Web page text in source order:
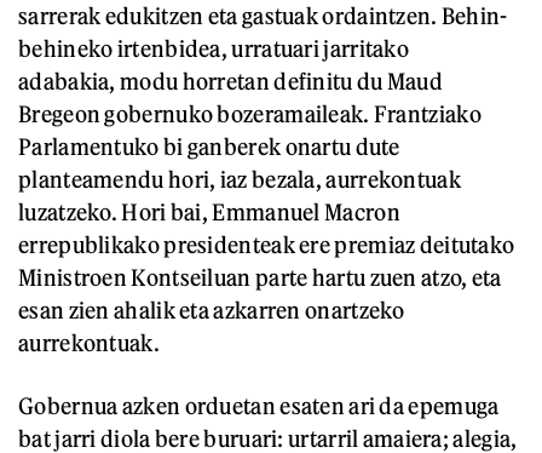
sarrerak edukitzen eta gastuak ordaintzen. Behin-
behineko irtenbidea, urratuari jarritako
adabakia, modu horretan definitu du Maud
Bregeon gobernuko bozeramaileak. Frantziako
Parlamentuko bi ganberek onartu dute
planteamendu hori, iaz bezala, aurrekontuak
luzatzeko. Hori bai, Emmanuel Macron
errepublikako presidenteak ere premiaz deitutako
Ministroen Kontseiluan parte hartu zuen atzo, eta
esan zien ahalik eta azkarren onartzeko
aurrekontuak.
Gobernua azken orduetan esaten ari da epemuga
bat jarri diola bere buruari: urtarril amaiera; alegia,